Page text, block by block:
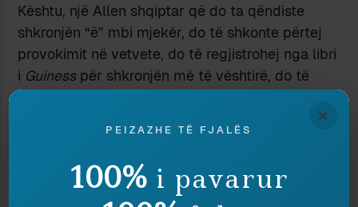
Kështu, një Allen shqiptar që do ta qëndiste
shkronjën “ë” mbi mjekër, do të shkonte përtej
provokimit në vetvete, do të regjistrohej nga libri
i Guinesspër shkronjën më të vështirë, do të
gjithsesi qenie shkronjash”. Në fund, do të
tregonte se atë që s’e bën dot tastiera e bën
×
PEIZAZHE TË FJALËS
100% i pavarur